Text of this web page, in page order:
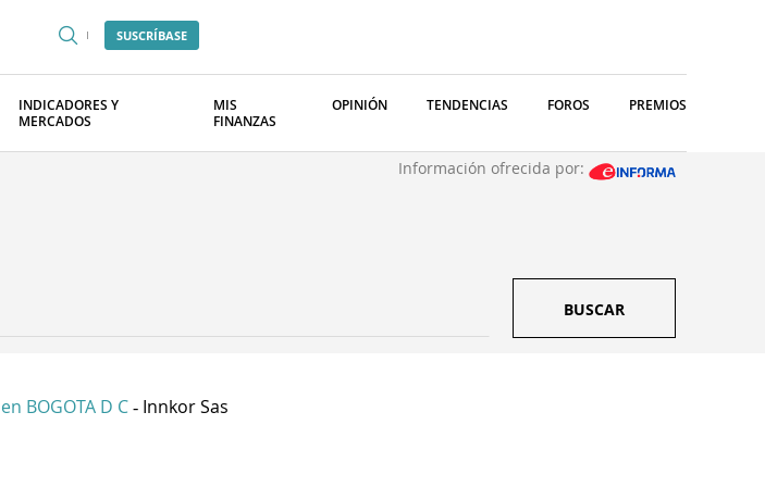
SUSCRÍBASE
INDICADORES Y
MERCADOS
MIS
FINANZAS
OPINIÓN TENDENCIAS FOROS PREMIOS
Información ofrecida por:
BUSCAR
BOGOTA D C - Innkor Sas